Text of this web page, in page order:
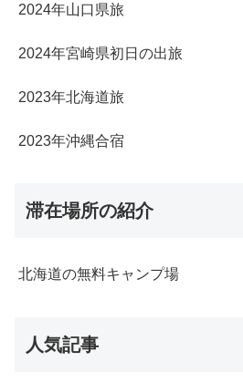
2024年山口県旅
2024年宮崎県初日の出旅
2023年北海道旅
2023年沖縄合宿
滞在場所の紹介
北海道の無料キャンプ場
人気記事